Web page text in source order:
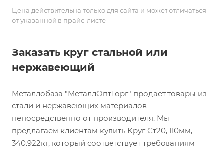
Цена действительна только для сайта и может отличаться
от указанной в прайс-листе
Заказать круг стальной или
нержавеющий
Металлобаза "МеталлОптТорг" продает товары из
стали и нержавеющих материалов
непосредственно от производителя. Мы
предлагаем клиентам купить Круг Ст20, 110мм,
340.922кг, который соответствует требованиям